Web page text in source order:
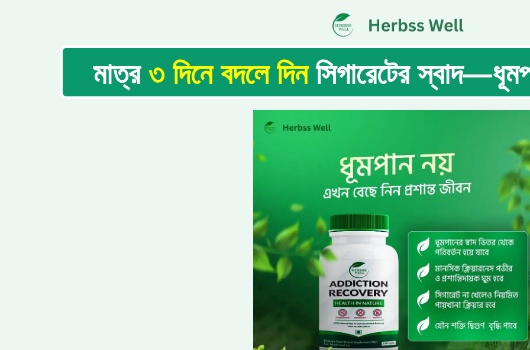
মাত্র ৩ দিনে বদলে দিনসিগারেটের